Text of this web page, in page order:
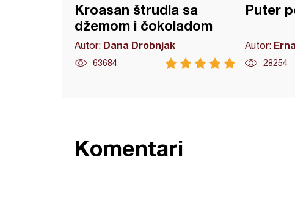
Kroasan štrudla sa
džemom i čokoladom
Autor: Dana Drobnjak
63684
Puter
Autor: Erna
28254
Komentari